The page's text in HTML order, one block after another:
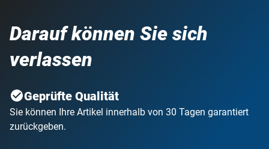
Darauf können Sie sich
verlassen
Geprüfte Qualität
Sie können Ihre Artikel innerhalb von 30 Tagen garantiert
zurückgeben.